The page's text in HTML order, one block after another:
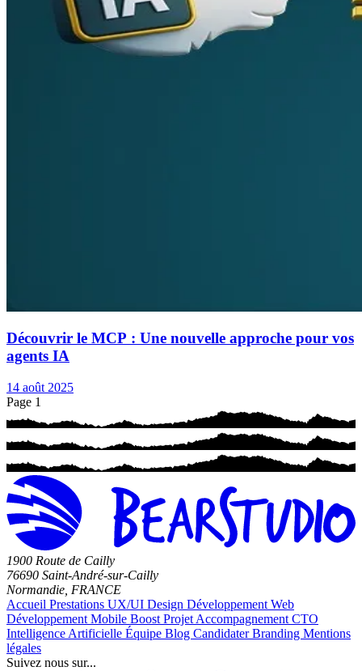
Découvrir le MCP : Une nouvelle approche pour vos
agents IA
14 août 2025
Page 1
1900 Route de Cailly
76690 Saint-André-sur-Cailly
Normandie, FRANCE
Accueil Prestations UX/UI Design Développement Web
Développement Mobile Boost Projet Accompagnement CTO
Intelligence Artificielle Équipe Blog CandidaterBranding Mentions
légales
Suivez nous sur...